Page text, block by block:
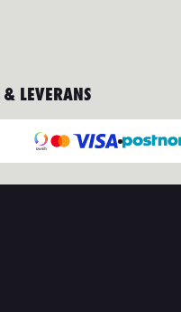
LEVERANS